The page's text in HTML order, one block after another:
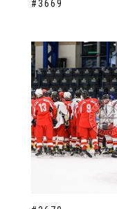
#3669